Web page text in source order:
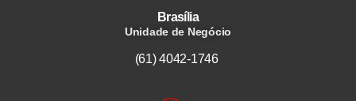
Brasília
Unidade de Negócio
(61) 4042-1746